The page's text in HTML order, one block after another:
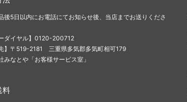
後5日以内にお電話にてお知らせ後、当店までお送りくださ
ーダイヤル】0120-200712
先】〒519-2181 三重県多気郡多気町相可179
みなとや「お客様サービス室」
料